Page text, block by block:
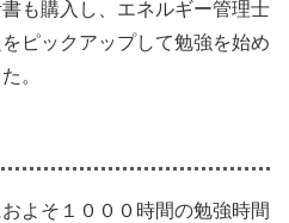
も購入し、エネルギー管理士
ピックアップして勉強を始め
。
よそ１０００時間の勉強時間